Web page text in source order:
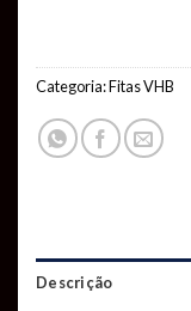
Categoria:Fitas VHB
Descrição